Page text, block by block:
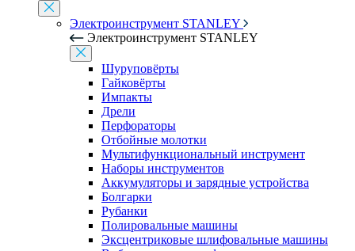
Электроинструмент STANLEY
Электроинструмент STANLEY
Шуруповёрты
Гайковёрты
Импакты
Дрели
Перфораторы
Отбойные молотки
Мультифункциональный инструмент
Наборы инструментов
Аккумуляторы и зарядные устройства
Болгарки
Рубанки
Полировальные машины
Эксцентриковые шлифовальные машины